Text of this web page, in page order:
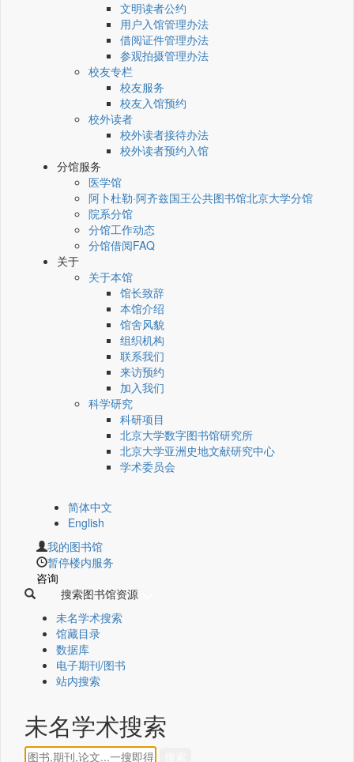
文明读者公约
用户入馆管理办法
借阅证件管理办法
参观拍摄管理办法
校友专栏
校友服务
校友入馆预约
校外读者
校外读者接待办法
校外读者预约入馆
分馆服务
医学馆
阿卜杜勒·阿齐兹国王公共图书馆北京大学分馆
院系分馆
分馆工作动态
分馆借阅FAQ
关于
关于本馆
馆长致辞
本馆介绍
馆舍风貌
组织机构
联系我们
来访预约
加入我们
科学研究
科研项目
北京大学数字图书馆研究所
北京大学亚洲史地文献研究中心
学术委员会
简体中文
English
我的图书馆
暂停楼内服务
咨询
搜索图书馆资源
未名学术搜索
馆藏目录
数据库
电子期刊/图书
站内搜索
未名学术搜索